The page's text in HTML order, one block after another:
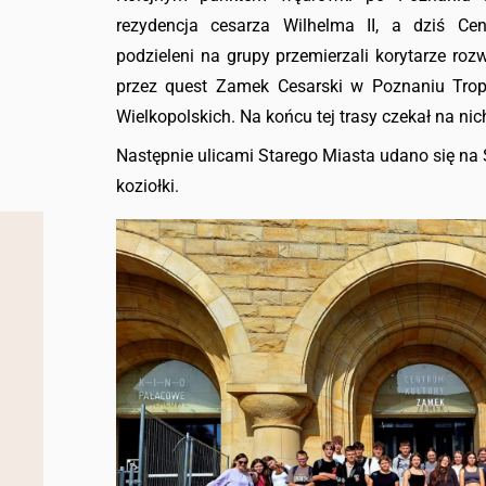
rezydencja cesarza Wilhelma II, a dziś
podzieleni na grupy przemierzali korytarze
przez quest Zamek Cesarski w Poznaniu
Wielkopolskich. Na końcu tej trasy czekał na
Następnie ulicami Starego Miasta udano się na
koziołki.